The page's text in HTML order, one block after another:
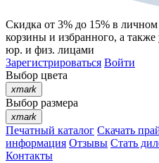
Скидка от 3% до 15% в личном
корзины и избранного, а также
юр. и физ. лицами
Зарегистрироваться Войти
Выбор цвета
xmark
Выбор размера
xmark
Печатный каталог Скачать
информация Отзывы Стать
Контакты